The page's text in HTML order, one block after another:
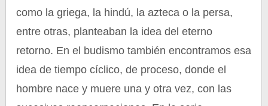
como la griega, la hindú, la azteca o la persa,
entre otras, planteaban la idea del eterno
retorno. En el budismo también encontramos esa
idea de tiempo cíclico, de proceso, donde el
hombre nace y muere una y otra vez, con las